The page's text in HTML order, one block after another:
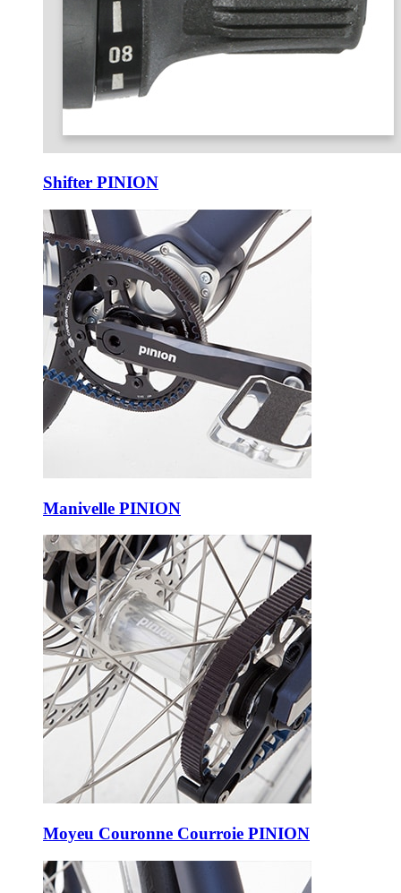
Shifter PINION
Manivelle PINION
Moyeu Couronne Courroie PINION